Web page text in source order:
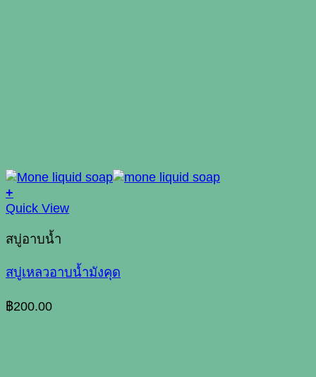
+
Quick View
สบู่อาบน้ำ
สบู่เหลวอาบน้ำมังคุด
฿200.00